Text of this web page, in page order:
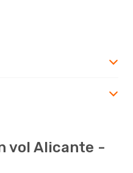
vol Alicante -